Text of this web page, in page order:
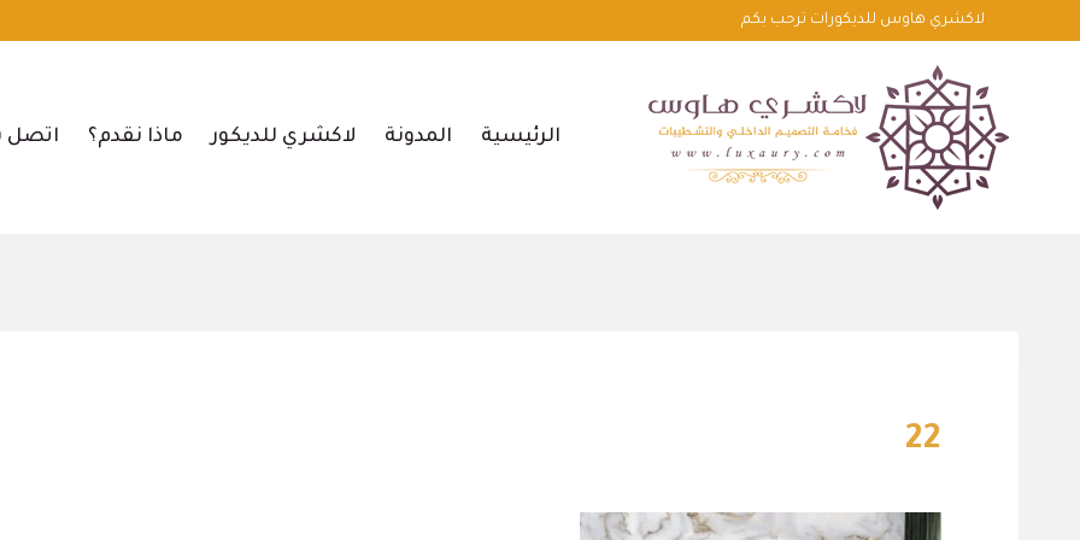
لاكشري هاوس للديكورات ترحب بكم
الرئيسية المدونة لاكشري للديكور ماذا نقدم؟ اتصل
22